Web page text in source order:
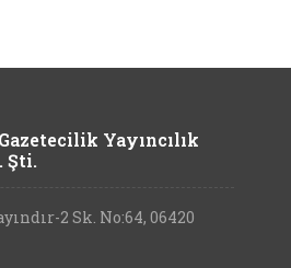
Yayıncılık
Şti.
2 Sk. No:64, 06420